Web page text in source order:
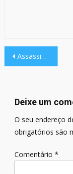
Navegação
Post
Assassin’s Creed Odyssey | Review
Deixe um
O seu endereço
obrigatórios são
Comentário *